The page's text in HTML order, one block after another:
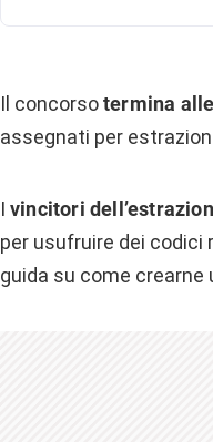
Il concorsotermina
assegnati per
I vincitori
per usufruire dei codici
guida su come crearne